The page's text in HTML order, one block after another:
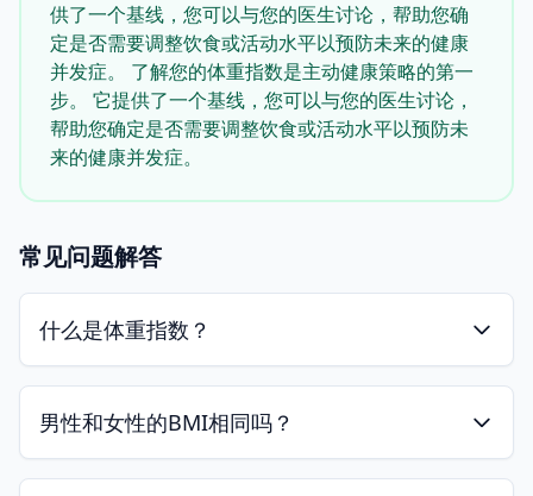
供了一个基线，您可以与您的医生讨论，帮助您确
定是否需要调整饮食或活动水平以预防未来的健康
并发症。 了解您的体重指数是主动健康策略的第一
步。 它提供了一个基线，您可以与您的医生讨论，
帮助您确定是否需要调整饮食或活动水平以预防未
来的健康并发症。
常见问题解答
什么是体重指数？
男性和女性的BMI相同吗？